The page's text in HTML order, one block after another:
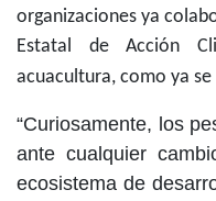
organizaciones ya
Estatal de Acción
acuacultura, como ya se
“Curiosamente, los
ante cualquier
ecosistema de